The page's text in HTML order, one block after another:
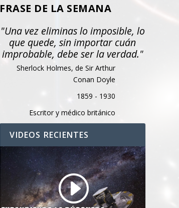
FRASE DE LA SEMANA
"Una vez eliminas lo imposible, lo
que quede, sin importar cuán
improbable, debe ser la verdad."
Sherlock Holmes, de Sir Arthur
Conan Doyle
1859 - 1930
Escritor y médico británico
VIDEOS RECIENTES